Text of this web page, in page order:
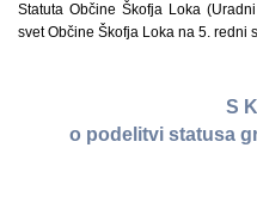
Statuta Občine Škofja Loka
svet Občine Škofja Loka na 5. redni
S
o podelitvi statusa